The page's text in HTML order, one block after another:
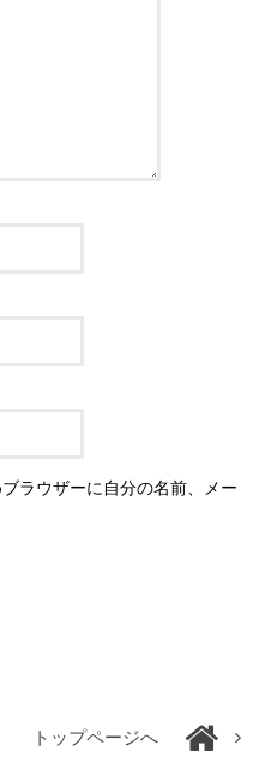
ラウザーに自分の名前、メー
トップページへ